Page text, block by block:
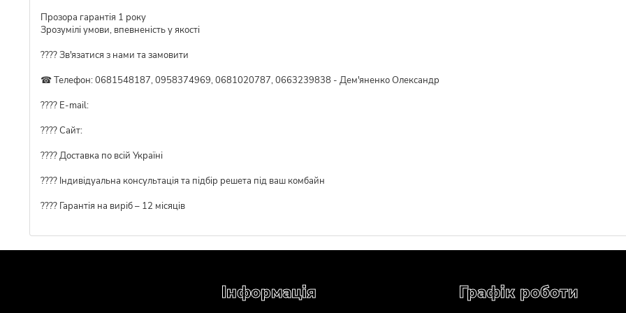
Прозора гарантія 1 року
Зрозумілі умови, впевненість у якості
???? Зв'язатися з нами та замовити
☎ Телефон: 0681548187, 0958374969, 0681020787, 0663239838 - Дем'яненко Олександр
???? E-mail:
???? Сайт:
???? Доставка по всій Україні
????️ Індивідуальна консультація та підбір решета під ваш комбайн
???? Гарантія на виріб – 12 місяців
Інформація Графік роботи